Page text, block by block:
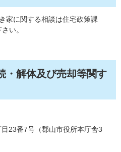
家に関する相談は住宅政策課
い。
・解体及び売却等関す
23番7号（郡山市役所本庁舎3